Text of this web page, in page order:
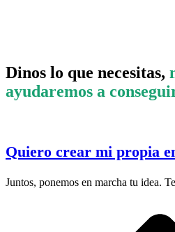
Dinos lo que necesitas,
ayudaremos a
Quiero crear mi propia
Juntos, ponemos en marcha tu idea.